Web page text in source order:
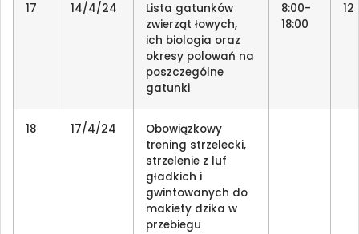
17 14/4/24
Lista gatunków
zwierząt łowych,
ich biologia oraz
okresy polowań na
poszczególne
gatunki
8:00-
18:00
12
18 17/4/24
Obowiązkowy
trening strzelecki,
strzelenie z luf
gładkich i
gwintowanych do
makiety dzika w
przebiegu